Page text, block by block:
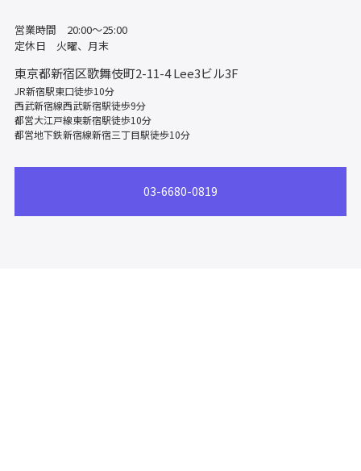
営業時間 20:00～25:00
定休日 火曜、月末
東京都新宿区歌舞伎町2-11-4Lee3ビル3F
JR新宿駅東口徒歩10分
西武新宿線西武新宿駅徒歩9分
都営大江戸線東新宿駅徒歩10分
都営地下鉄新宿線新宿三丁目駅徒歩10分
03-6680-0819